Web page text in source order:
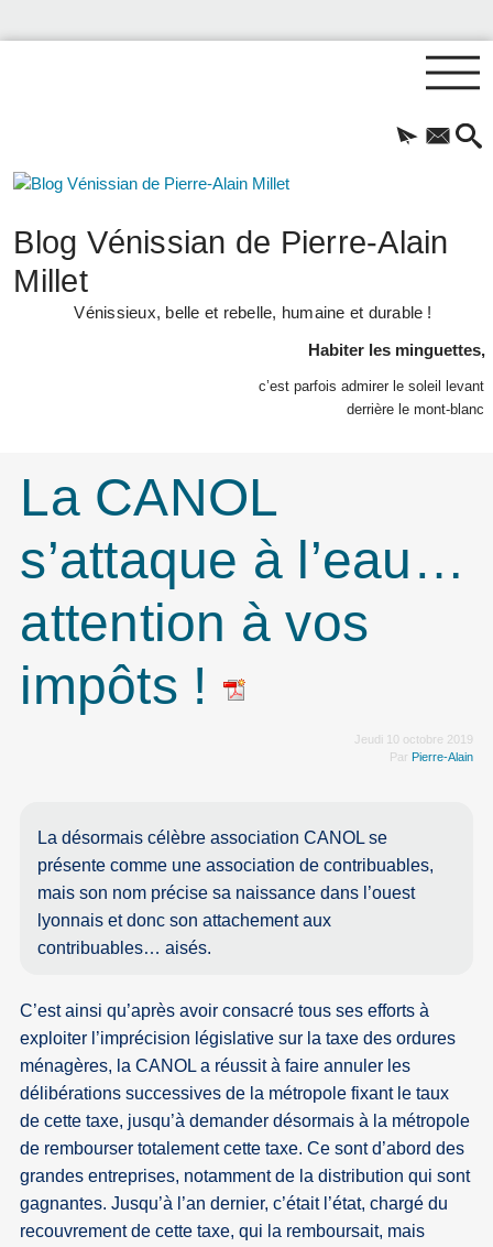
Blog Vénissian de Pierre-Alain
Millet
Vénissieux, belle et rebelle, humaine et durable !
Habiter les minguettes,
c’est parfois admirer le soleil levant
derrière le mont-blanc
La CANOL
s’attaque à l’eau…
attention à vos
impôts !
Jeudi 10 octobre 2019
Par Pierre-Alain
La désormais célèbre association CANOL se
présente comme une association de contribuables,
mais son nom précise sa naissance dans l’ouest
lyonnais et donc son attachement aux
contribuables… aisés.
C’est ainsi qu’après avoir consacré tous ses efforts à
exploiter l’imprécision législative sur la taxe des ordures
ménagères, la CANOL a réussit à faire annuler les
délibérations successives de la métropole fixant le taux
de cette taxe, jusqu’à demander désormais à la métropole
de rembourser totalement cette taxe. Ce sont d’abord des
grandes entreprises, notamment de la distribution qui sont
gagnantes. Jusqu’à l’an dernier, c’était l’état, chargé du
recouvrement de cette taxe, qui la remboursait, mais